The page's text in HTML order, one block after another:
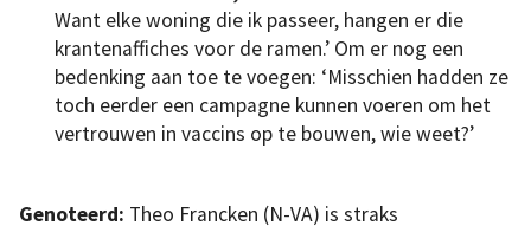
Want elke woning die ik passeer, hangen er die
krantenaffiches voor de ramen.’ Om er nog een
bedenking aan toe te voegen: ‘Misschien hadden ze
toch eerder een campagne kunnen voeren om het
vertrouwen in vaccins op te bouwen, wie weet?’
Genoteerd: Theo Francken (N-VA) is straks